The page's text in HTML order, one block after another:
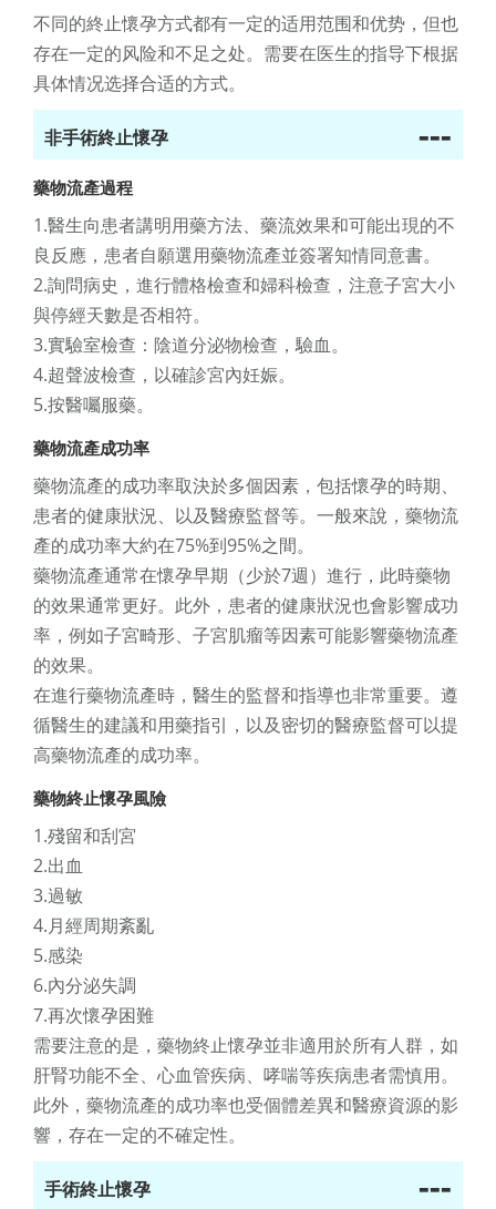
不同的終止懷孕方式都有一定的适用范围和优势，但也
存在一定的风险和不足之处。需要在医生的指导下根据
具体情况选择合适的方式。
非手術終止懷孕 ---
藥物流產過程
1.醫生向患者講明用藥方法、藥流效果和可能出現的不
良反應，患者自願選用藥物流產並簽署知情同意書。
2.詢問病史，進行體格檢查和婦科檢查，注意子宮大小
與停經天數是否相符。
3.實驗室檢查：陰道分泌物檢查，驗血。
4.超聲波檢查，以確診宮內妊娠。
5.按醫囑服藥。
藥物流產成功率
藥物流產的成功率取決於多個因素，包括懷孕的時期、
患者的健康狀況、以及醫療監督等。一般來說，藥物流
產的成功率大約在75%到95%之間。
藥物流產通常在懷孕早期（少於7週）進行，此時藥物
的效果通常更好。此外，患者的健康狀況也會影響成功
率，例如子宮畸形、子宮肌瘤等因素可能影響藥物流產
的效果。
在進行藥物流產時，醫生的監督和指導也非常重要。遵
循醫生的建議和用藥指引，以及密切的醫療監督可以提
高藥物流產的成功率。
藥物終止懷孕風險
1.殘留和刮宮
2.出血
3.過敏
4.月經周期紊亂
5.感染
6.內分泌失調
7.再次懷孕困難
需要注意的是，藥物終止懷孕並非適用於所有人群，如
肝腎功能不全、心血管疾病、哮喘等疾病患者需慎用。
此外，藥物流產的成功率也受個體差異和醫療資源的影
響，存在一定的不確定性。
手術終止懷孕 ---